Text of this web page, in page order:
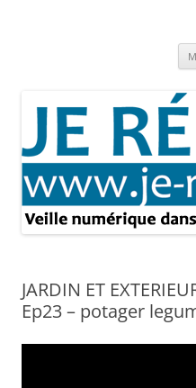
JARDIN ET
Ep23 – potager